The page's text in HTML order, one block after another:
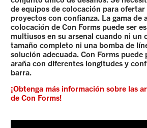
de equipos de colocación para ofertar
proyectos con confianza. La gama de
colocación de Con Forms puede ser
multiusos en su arsenal cuando ni un
tamaño completo ni una bomba de
solución adecuada. Con Forms puede
araña con diferentes longitudes y
barra.
¡Obtenga más información sobre las
de Con Forms!